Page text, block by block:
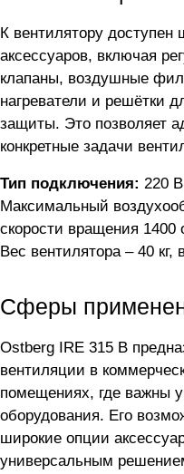
К вентилятору доступен
аксессуаров, включая
клапаны, воздушные
нагреватели и решётки
защиты. Это позволяет
конкретные задачи
Тип подключения: 220
Максимальный
скорости вращения
Вес вентилятора – 40 кг,
Сферы
Ostberg IRE 315 B
вентиляции в
помещениях, где важны
оборудования. Его
широкие опции
универсальным